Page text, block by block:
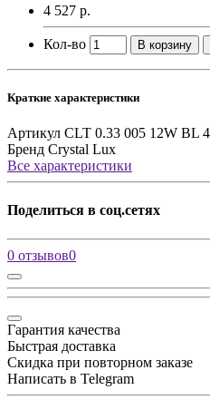
4 527 р.
Кол-во В корзину
Краткие характеристики
Артикул CLT 0.33 005 12W BL
Бренд Crystal Lux
Все характеристики
Поделиться в соц.сетях
0 отзывов0
Гарантия качества
Быстрая доставка
Скидка при повторном заказе
Написать в Telegram